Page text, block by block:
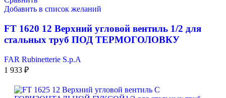
Добавить в список желаний
FT 1620 12 Верхний угловой вентиль 1/2 для
стальных труб ПОД ТЕРМОГОЛОВКУ
FAR Rubinetterie S.p.A
1 933 ₽